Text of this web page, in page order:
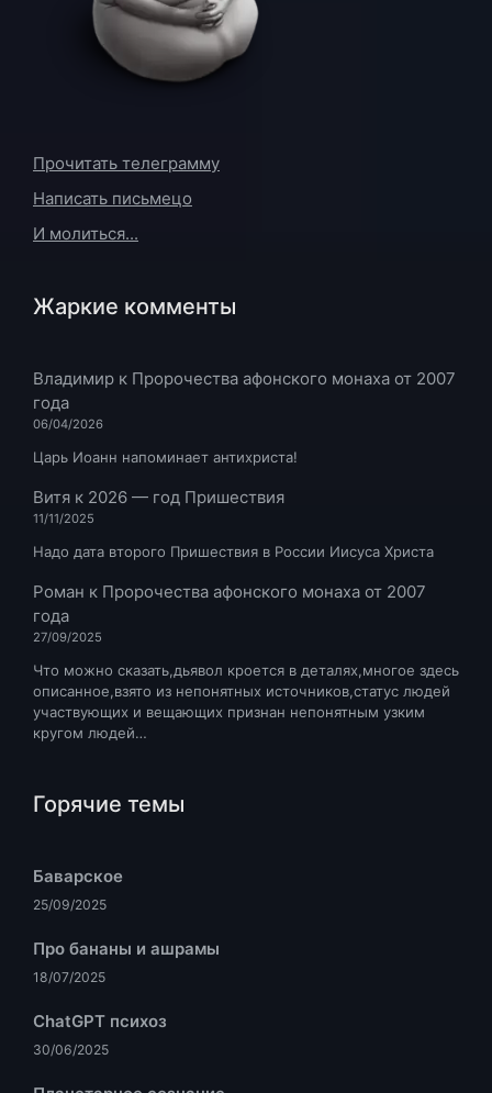
Прочитать телеграмму
Написать письмецо
И молиться...
Жаркие комменты
Владимир к Пророчества афонского монаха от 2007
года
06/04/2026
Царь Иоанн напоминает антихриста!
Витя к 2026 — год Пришествия
11/11/2025
Надо дата второго Пришествия в России Иисуса Христа
Роман к Пророчества афонского монаха от 2007
года
27/09/2025
Что можно сказать,дьявол кроется в деталях,многое здесь
описанное,взято из непонятных источников,статус людей
участвующих и вещающих признан непонятным узким
кругом людей…
Горячие темы
Баварское
25/09/2025
Про бананы и ашрамы
18/07/2025
ChatGPT психоз
30/06/2025